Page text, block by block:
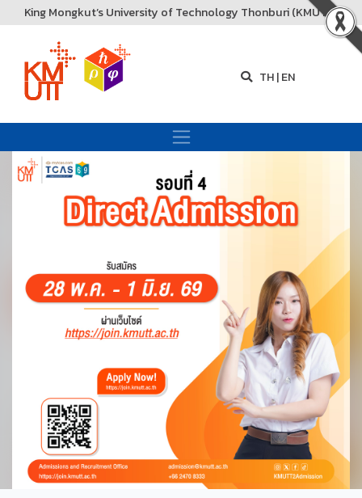
King Mongkut’s University of Technology Thonburi (KMUTT)
TH|EN